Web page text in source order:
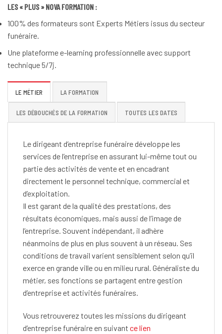
LES « PLUS » NOVA FORMATION :
100% des formateurs sont Experts Métiers issus du secteur
funéraire.
Une plateforme e-learning professionnelle avec support
technique 5/7j.
LE MÉTIER LA FORMATION
LES DÉBOUCHÉS DE LA FORMATION TOUTES LES DATES
Le dirigeant d’entreprise funéraire développe les
services de l’entreprise en assurant lui-même tout ou
partie des activités de vente et en encadrant
directement le personnel technique, commercial et
d’exploitation.
Il est garant de la qualité des prestations, des
résultats économiques, mais aussi de l’image de
l’entreprise. Souvent indépendant, il adhère
néanmoins de plus en plus souvent à un réseau. Ses
conditions de travail varient sensiblement selon qu’il
exerce en grande ville ou en milieu rural. Généraliste du
métier, ses fonctions se partagent entre gestion
d’entreprise et activités funéraires.
Vous retrouverez toutes les missions du dirigeant
d’entreprise funéraire en suivant ce lien